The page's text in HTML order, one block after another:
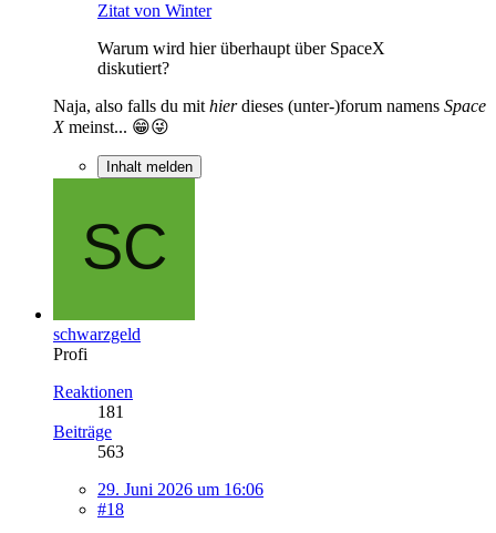
Zitat von Winter
Warum wird hier überhaupt über SpaceX
diskutiert?
Naja, also falls du mit hierdieses (unter-)forum namens Space
Xmeinst... 😁😜
Inhalt melden
schwarzgeld
Profi
Reaktionen
181
Beiträge
563
29. Juni 2026 um 16:06
#18